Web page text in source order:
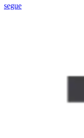
segue